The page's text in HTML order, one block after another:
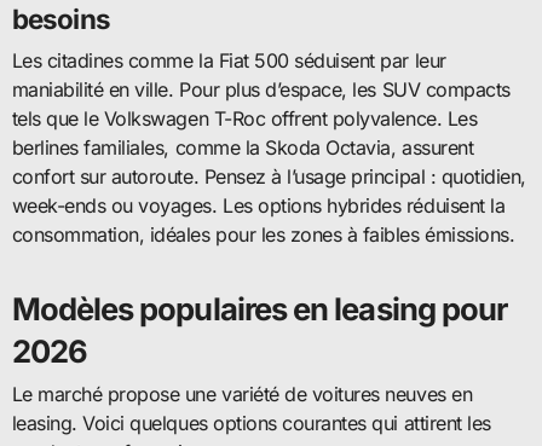
besoins
Les citadines comme la Fiat 500 séduisent par leur
maniabilité en ville. Pour plus d’espace, les SUV compacts
tels que le Volkswagen T-Roc offrent polyvalence. Les
berlines familiales, comme la Skoda Octavia, assurent
confort sur autoroute. Pensez à l’usage principal : quotidien,
week-ends ou voyages. Les options hybrides réduisent la
consommation, idéales pour les zones à faibles émissions.
Modèles populaires en leasing pour
2026
Le marché propose une variété de voitures neuves en
leasing. Voici quelques options courantes qui attirent les